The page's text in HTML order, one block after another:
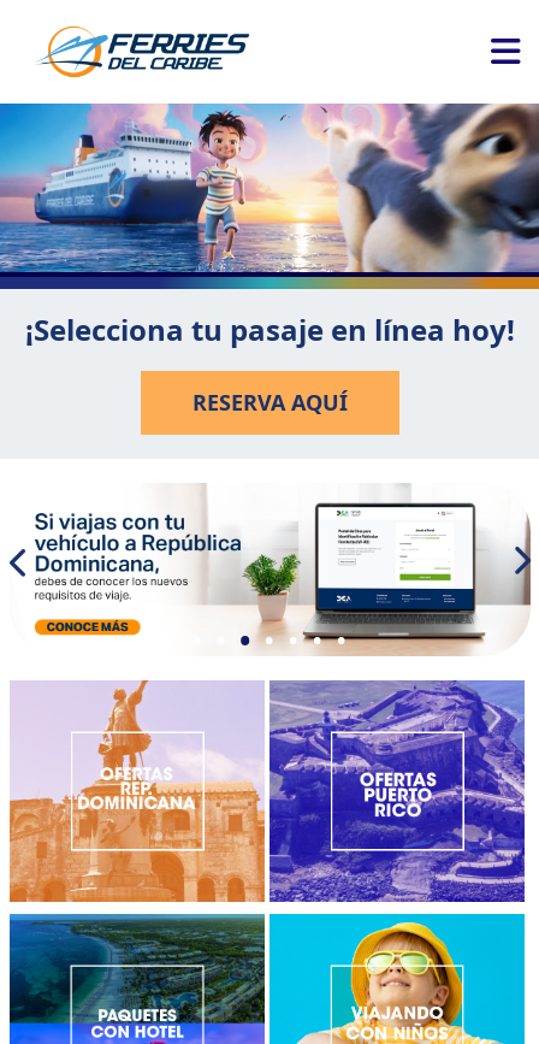
¡Selecciona tu pasaje en línea hoy!
RESERVA AQUÍ
• • • • •